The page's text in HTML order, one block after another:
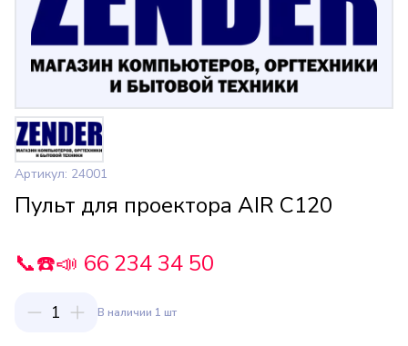
Артикул: 24001
Пульт для проектора AIR C120
📞☎️📣 66 234 34 50
1 В наличии 1 шт